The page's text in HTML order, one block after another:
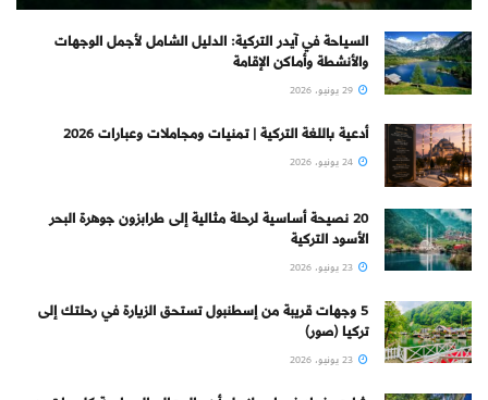
السياحة في آيدر التركية: الدليل الشامل لأجمل الوجهات
والأنشطة وأماكن الإقامة
أدعية باللغة التركية | تمنيات ومجاملات وعبارات 2026
20 نصيحة أساسية لرحلة مثالية إلى طرابزون جوهرة البحر
الأسود التركية
5 وجهات قريبة من إسطنبول تستحق الزيارة في رحلتك إلى
تركيا (صور)